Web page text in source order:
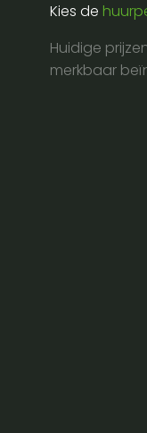
Kies de
Huidige
merkbaar